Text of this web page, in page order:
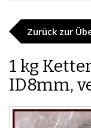
Zurück zur
1 kg
ID8mm,